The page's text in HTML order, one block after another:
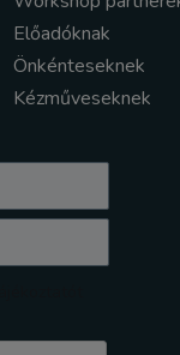
Előadóknak
Önkénteseknek
Kézműveseknek